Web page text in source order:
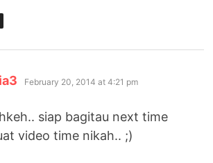
says:
February 20, 2014 at 4:21 pm
siap bagitau next time
video time nikah.. ;)